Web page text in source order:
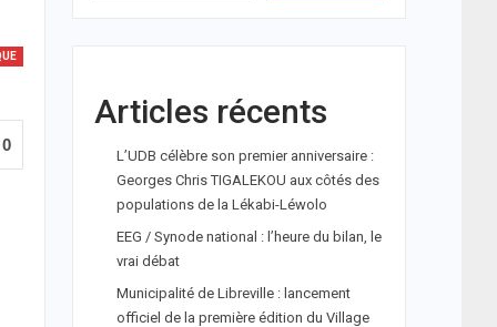
0
Articles récents
L’UDB célèbre son premier anniversaire :
Georges Chris TIGALEKOU aux côtés des
populations de la Lékabi-Léwolo
EEG / Synode national : l’heure du bilan, le
vrai débat
Municipalité de Libreville : lancement
officiel de la première édition du Village